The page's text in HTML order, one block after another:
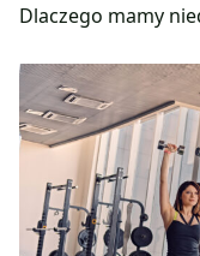
Dlaczego mamy